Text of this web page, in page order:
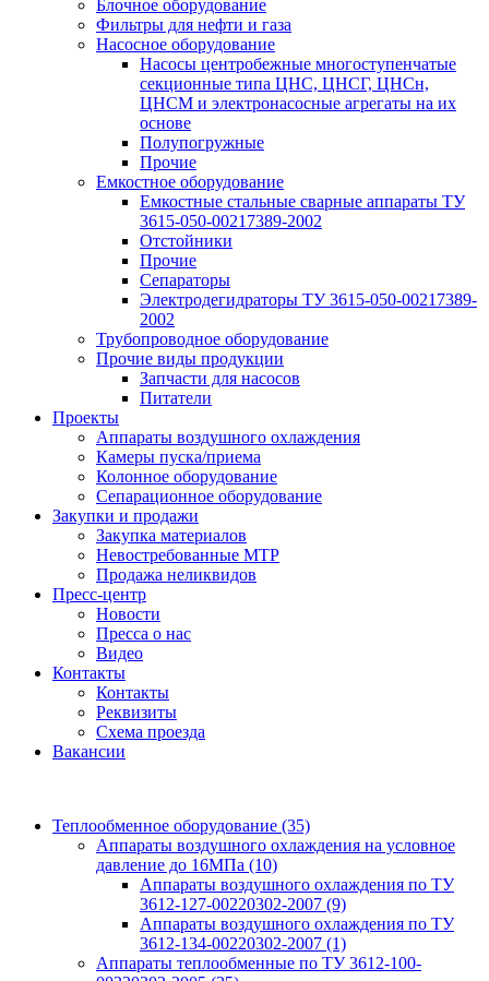
Блочное оборудование
Фильтры для нефти и газа
Насосное оборудование
Насосы центробежные многоступенчатые
секционные типа ЦНС, ЦНСГ, ЦНСн,
ЦНСМ и электронасосные агрегаты на их
основе
Полупогружные
Прочие
Емкостное оборудование
Емкостные стальные сварные аппараты ТУ
3615-050-00217389-2002
Отстойники
Прочие
Сепараторы
Электродегидраторы ТУ 3615-050-00217389-
2002
Трубопроводное оборудование
Прочие виды продукции
Запчасти для насосов
Питатели
Проекты
Аппараты воздушного охлаждения
Камеры пуска/приема
Колонное оборудование
Сепарационное оборудование
Закупки и продажи
Закупка материалов
Невостребованные МТР
Продажа неликвидов
Пресс-центр
Новости
Пресса о нас
Видео
Контакты
Контакты
Реквизиты
Схема проезда
Вакансии
Теплообменное оборудование (35)
Аппараты воздушного охлаждения на условное
давление до 16МПа (10)
Аппараты воздушного охлаждения по ТУ
3612-127-00220302-2007 (9)
Аппараты воздушного охлаждения по ТУ
3612-134-00220302-2007 (1)
Аппараты теплообменные по ТУ 3612-100-